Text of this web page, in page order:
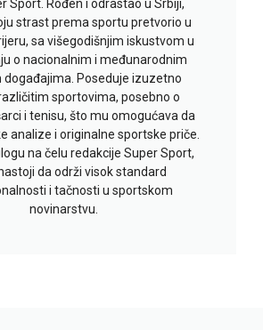
Sport. Rođen i odrastao u Srbiji,
strast prema sportu pretvorio u
sa višegodišnjim iskustvom u
o nacionalnim i međunarodnim
događajima. Poseduje izuzetno
sportovima, posebno o
i tenisu, što mu omogućava da
analize i originalne sportske priče.
na čelu redakcije Super Sport,
da održi visok standard
i tačnosti u sportskom
novinarstvu.